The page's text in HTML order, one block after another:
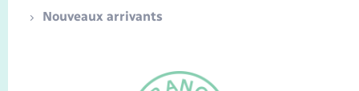
Nouveaux arrivants